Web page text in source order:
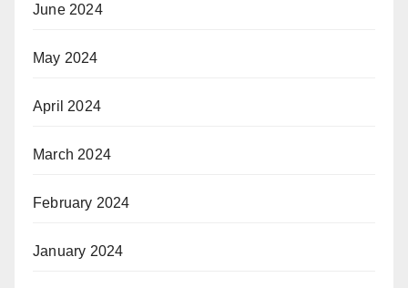
June 2024
May 2024
April 2024
March 2024
February 2024
January 2024